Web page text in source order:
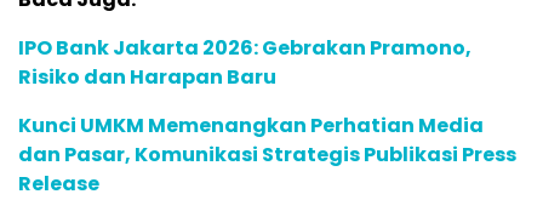
IPO Bank Jakarta 2026: Gebrakan Pramono,
Risiko dan Harapan Baru
Kunci UMKM Memenangkan Perhatian Media
dan Pasar, Komunikasi Strategis Publikasi Press
Release